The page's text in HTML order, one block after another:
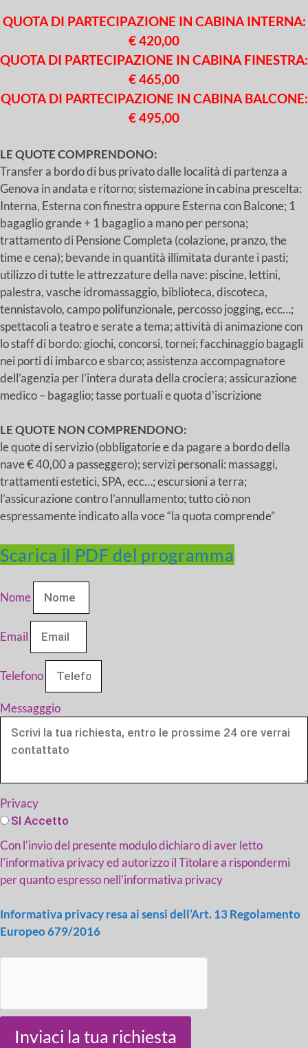
QUOTA DI PARTECIPAZIONE IN CABINA INTERNA:
€ 420,00
QUOTA DI PARTECIPAZIONE IN CABINA FINESTRA:
€ 465,00
QUOTA DI PARTECIPAZIONE IN CABINA BALCONE:
€ 495,00
LE QUOTE COMPRENDONO:
Transfer a bordo di bus privato dalle località di partenza a
Genova in andata e ritorno; sistemazione in cabina prescelta:
Interna, Esterna con finestra oppure Esterna con Balcone; 1
bagaglio grande + 1 bagaglio a mano per persona;
trattamento di Pensione Completa (colazione, pranzo, the
time e cena); bevande in quantità illimitata durante i pasti;
utilizzo di tutte le attrezzature della nave: piscine, lettini,
palestra, vasche idromassaggio, biblioteca, discoteca,
tennistavolo, campo polifunzionale, percosso jogging, ecc…;
spettacoli a teatro e serate a tema; attività di animazione con
lo staff di bordo: giochi, concorsi, tornei; facchinaggio bagagli
nei porti di imbarco e sbarco; assistenza accompagnatore
dell’agenzia per l’intera durata della crociera; assicurazione
medico – bagaglio; tasse portuali e quota d’iscrizione
LE QUOTE NON COMPRENDONO:
le quote di servizio (obbligatorie e da pagare a bordo della
nave € 40,00 a passeggero); servizi personali: massaggi,
trattamenti estetici, SPA, ecc…; escursioni a terra;
l’assicurazione contro l’annullamento; tutto ciò non
espressamente indicato alla voce “la quota comprende”
Scarica il PDF del programma
Nome
Email
Telefono
Messagggio
Privacy
SI Accetto
Con l'invio del presente modulo dichiaro di aver letto
l'informativa privacy ed autorizzo il Titolare a rispondermi
per quanto espresso nell'informativa privacy
Informativa privacy resa ai sensi dell’Art. 13 Regolamento
Europeo 679/2016
Inviaci la tua richiesta